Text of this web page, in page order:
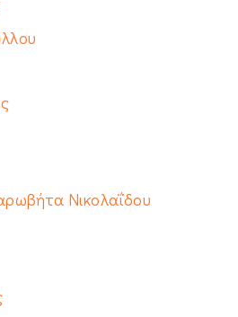
Νικολαΐδου